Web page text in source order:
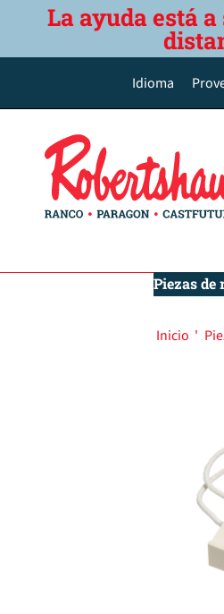
La ayuda está
Idioma
Deutsch
Español
Piezas de
Inicio '